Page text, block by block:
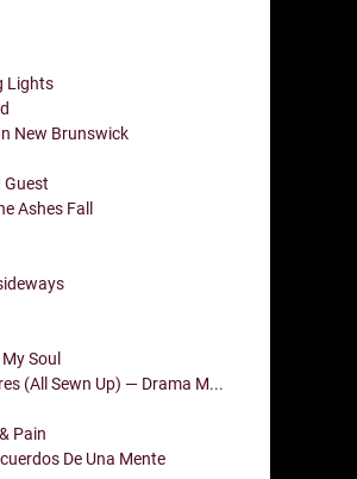
Lights
New Brunswick
Guest
Ashes Fall
Soul
(All Sewn Up) — Drama M...
Pain
De Una Mente